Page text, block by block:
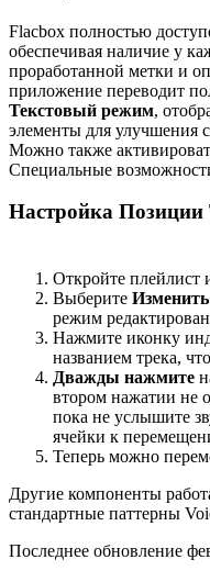
Flacbox полностью
обеспечивая наличие у
проработанной метки и
приложение переводит
Текстовый режим,
элементы для улучшения
Можно также
Специальные
Настройка Позиции
Откройте плейлист
Выберите
режим
Нажмите иконку
названием трека,
Дважды нажмите
втором нажатии не
пока не услышите
ячейки к
Теперь можно
Другие компоненты
стандартные паттерны
Последнее обновление